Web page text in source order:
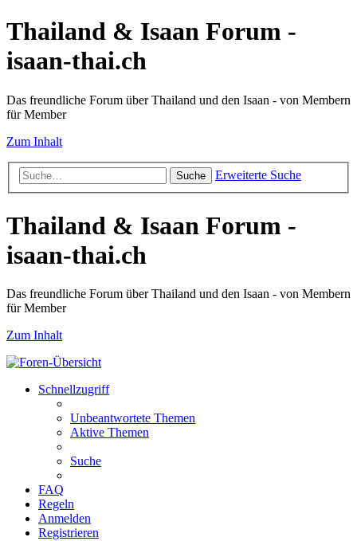
Thailand & Isaan Forum -
isaan-thai.ch
Das freundliche Forum über Thailand und den Isaan - von Membern
für Member
Zum Inhalt
Suche Erweiterte Suche
Thailand & Isaan Forum -
isaan-thai.ch
Das freundliche Forum über Thailand und den Isaan - von Membern
für Member
Zum Inhalt
Schnellzugriff
Unbeantwortete Themen
Aktive Themen
Suche
FAQ
Regeln
Anmelden
Registrieren